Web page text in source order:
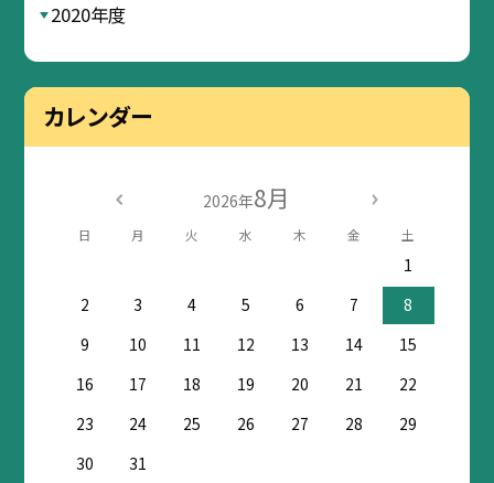
2020年度
カレンダー
2026年8月
日 月 火 水 木 金 土
1
2
3 4 5 6 7
8
9
10 11 12 13 14
15
16
17 18 19 20 21
22
23
24 25 26 27 28
29
30
31